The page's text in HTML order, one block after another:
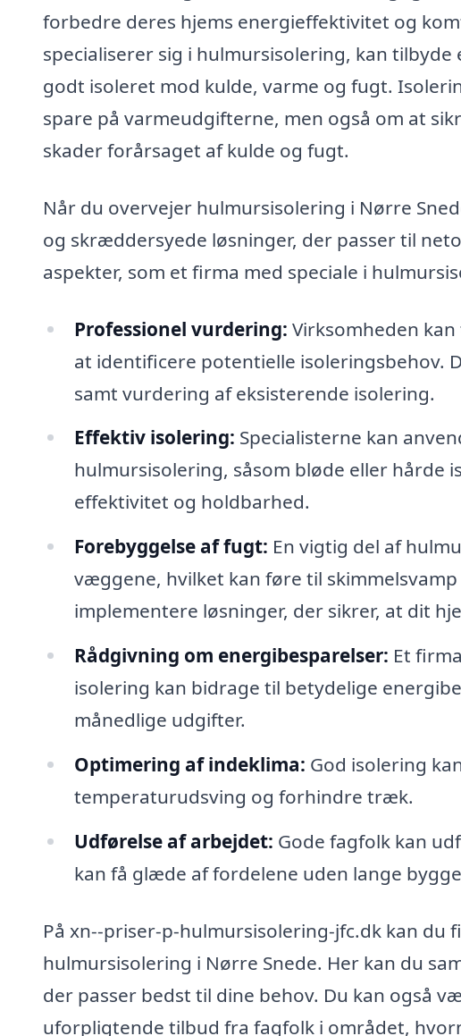
forbedre deres hjems energieffektivitet og
specialiserer sig i hulmursisolering, kan
godt isoleret mod kulde, varme og fugt.
spare på varmeudgifterne, men også om at
skader forårsaget af kulde og fugt.
Når du overvejer hulmursisolering i Nørre
og skræddersyede løsninger, der passer til
aspekter, som et firma med speciale i
Professionel vurdering: Virksomheden
at identificere potentielle isoleringsbehov.
samt vurdering af eksisterende isolering.
Effektiv isolering: Specialisterne kan
hulmursisolering, såsom bløde eller hårde
effektivitet og holdbarhed.
Forebyggelse af fugt: En vigtig del af
væggene, hvilket kan føre til
implementere løsninger, der sikrer, at dit
Rådgivning om energibesparelser: Et
isolering kan bidrage til betydelige
månedlige udgifter.
Optimering af indeklima: God isolering
temperaturudsving og forhindre træk.
Udførelse af arbejdet: Gode fagfolk kan
kan få glæde af fordelene uden lange
På xn--priser-p-hulmursisolering-jfc.dk kan du
hulmursisolering i Nørre Snede. Her kan du
der passer bedst til dine behov. Du kan også
uforpligtende tilbud fra fagfolk i området,